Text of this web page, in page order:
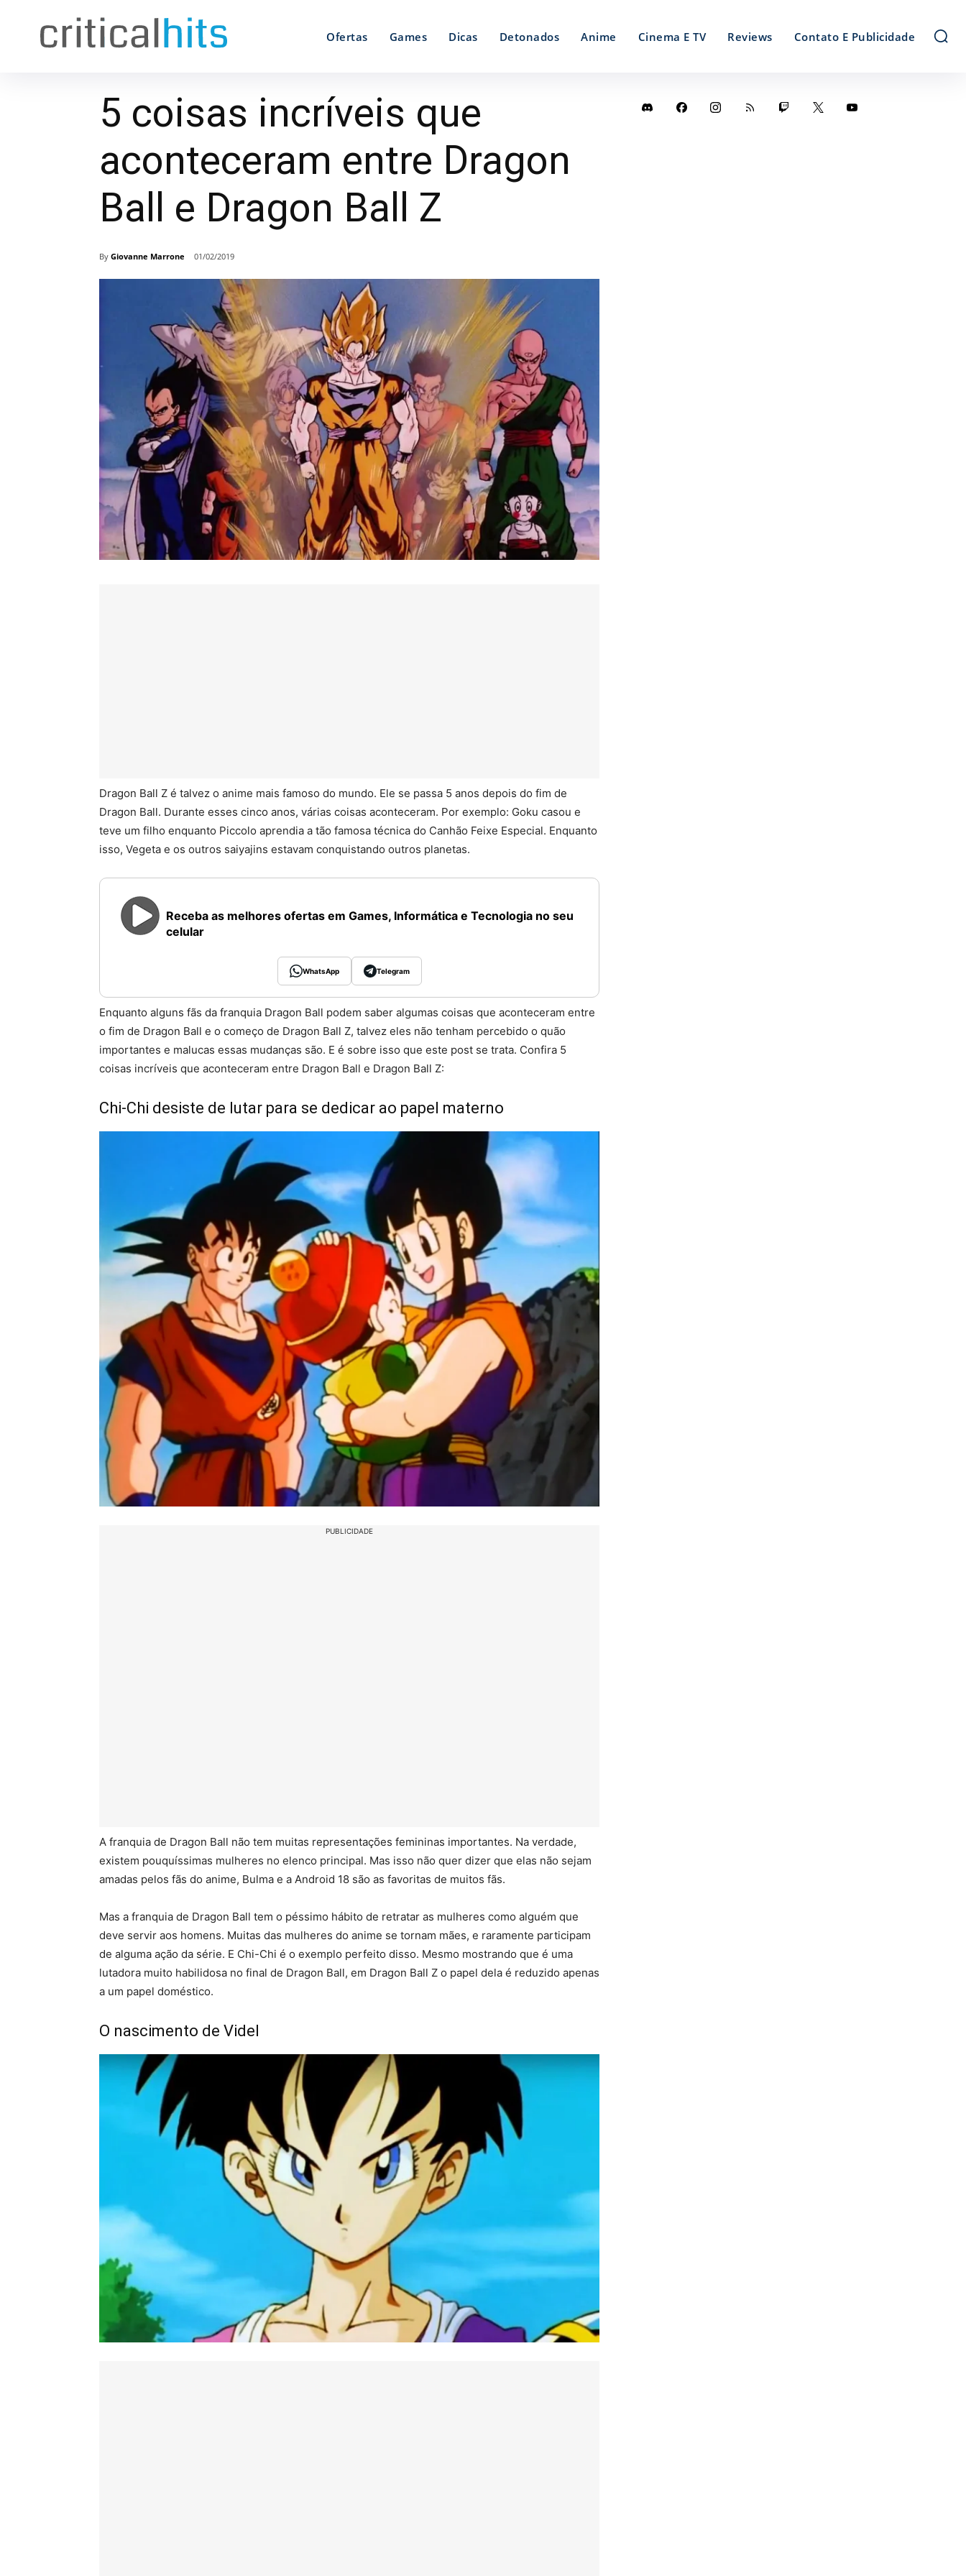
Ofertas Games Dicas Detonados Anime Cinema E TV Reviews Contato E Publicidade
5 coisas incríveis que
aconteceram entre Dragon
Ball e Dragon Ball Z
By Giovanne Marrone 01/02/2019
Dragon Ball Z é talvez o anime mais famoso do mundo. Ele se passa 5 anos depois do fim de
Dragon Ball. Durante esses cinco anos, várias coisas aconteceram. Por exemplo: Goku casou e
teve um filho enquanto Piccolo aprendia a tão famosa técnica do Canhão Feixe Especial. Enquanto
isso, Vegeta e os outros saiyajins estavam conquistando outros planetas.
Receba as melhores ofertas em Games, Informática e Tecnologia no seu
celular
WhatsApp Telegram
Enquanto alguns fãs da franquia Dragon Ball podem saber algumas coisas que aconteceram entre
o fim de Dragon Ball e o começo de Dragon Ball Z, talvez eles não tenham percebido o quão
importantes e malucas essas mudanças são. E é sobre isso que este post se trata. Confira 5
coisas incríveis que aconteceram entre Dragon Ball e Dragon Ball Z:
Chi-Chi desiste de lutar para se dedicar ao papel materno
PUBLICIDADE
A franquia de Dragon Ball não tem muitas representações femininas importantes. Na verdade,
existem pouquíssimas mulheres no elenco principal. Mas isso não quer dizer que elas não sejam
amadas pelos fãs do anime, Bulma e a Android 18 são as favoritas de muitos fãs.
Mas a franquia de Dragon Ball tem o péssimo hábito de retratar as mulheres como alguém que
deve servir aos homens. Muitas das mulheres do anime se tornam mães, e raramente participam
de alguma ação da série. E Chi-Chi é o exemplo perfeito disso. Mesmo mostrando que é uma
lutadora muito habilidosa no final de Dragon Ball, em Dragon Ball Z o papel dela é reduzido apenas
a um papel doméstico.
O nascimento de Videl